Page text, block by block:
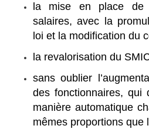
la mise en place de
salaires, avec la
loi et la modification du
la revalorisation du
sans oublier
des fonctionnaires, qui
manière automatique
mêmes proportions que